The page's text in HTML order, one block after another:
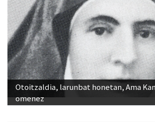
Otoitzaldia, larunbat honetan, Ama
omenez